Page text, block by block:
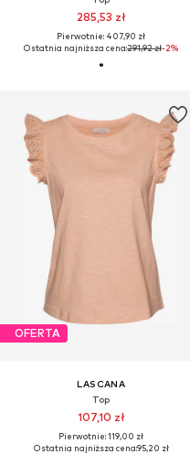
285,53 zł
Pierwotnie: 407,90 zł
Ostatnia najniższa cena:291,92 zł-2%
OFERTA
LASCANA
Top
107,10 zł
Pierwotnie: 119,00 zł
Ostatnia najniższa cena:95,20 zł